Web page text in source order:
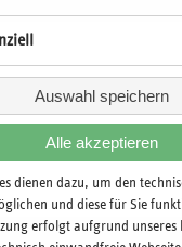
Auswahl speichern
Alle akzeptieren
dienen dazu, um den
und diese für Sie
erfolgt aufgrund unseres